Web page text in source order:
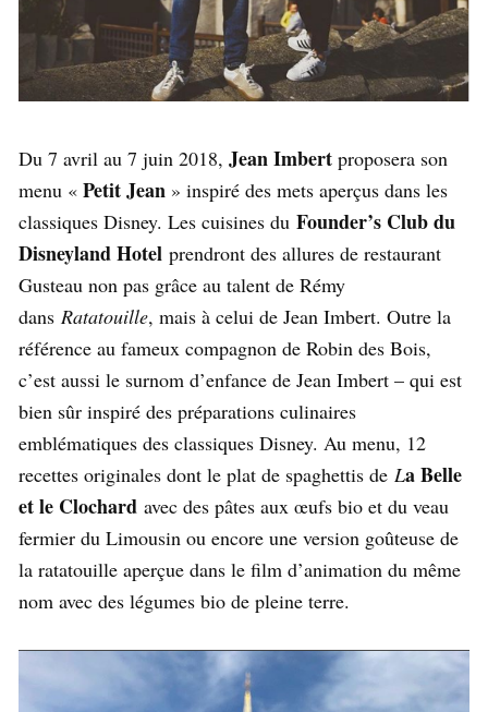
Du 7 avril au 7 juin 2018, Jean Imbert proposera son
menu « Petit Jean » inspiré des mets aperçus dans les
classiques Disney. Les cuisines du Founder’s Club du
Disneyland Hotel prendront des allures de restaurant
Gusteau non pas grâce au talent de Rémy
dans Ratatouille, mais à celui de Jean Imbert. Outre la
référence au fameux compagnon de Robin des Bois,
c’est aussi le surnom d’enfance de Jean Imbert – qui est
bien sûr inspiré des préparations culinaires
emblématiques des classiques Disney. Au menu, 12
recettes originales dont le plat de spaghettis de La Belle
et le Clochard avec des pâtes aux œufs bio et du veau
fermier du Limousin ou encore une version goûteuse de
la ratatouille aperçue dans le film d’animation du même
nom avec des légumes bio de pleine terre.